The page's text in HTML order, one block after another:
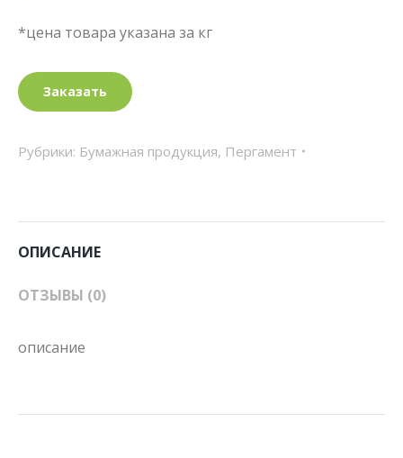
*цена товара указана за кг
Заказать
Рубрики: Бумажная продукция, Пергамент
ОПИСАНИЕ
ОТЗЫВЫ (0)
описание